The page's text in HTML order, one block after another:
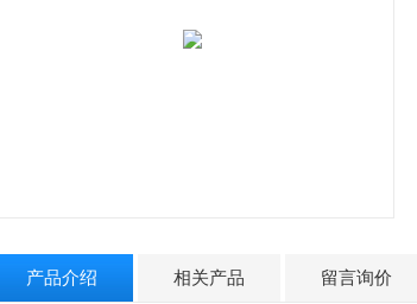
产品介绍 相关产品 留言询价